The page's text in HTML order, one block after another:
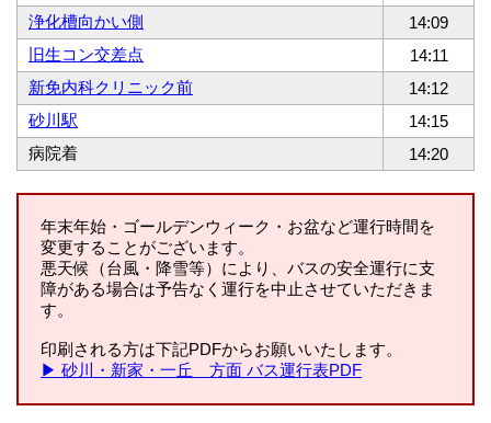
浄化槽向かい側
14:09
旧生コン交差点
14:11
新免内科クリニック前
14:12
砂川駅
14:15
病院着
14:20
年末年始・ゴールデンウィーク・お盆など運行時間を
変更することがございます。
悪天候（台風・降雪等）により、バスの安全運行に支
障がある場合は予告なく運行を中止させていただきま
す。
印刷される方は下記PDFからお願いいたします。
▶ 砂川・新家・一丘 方面 バス運行表PDF